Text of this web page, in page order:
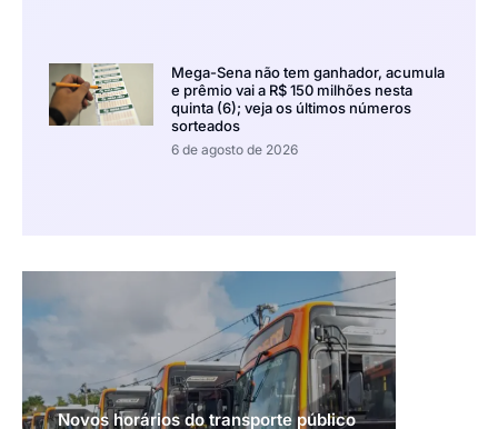
Mega-Sena não tem ganhador, acumula
e prêmio vai a R$ 150 milhões nesta
quinta (6); veja os últimos números
sorteados
6 de agosto de 2026
Novos horários do transporte público